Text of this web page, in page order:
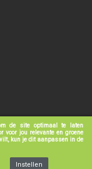
de site optimaal te laten
voor jou relevante en groene
kun je dit aanpassen in de
Instellen
| Disclaimer